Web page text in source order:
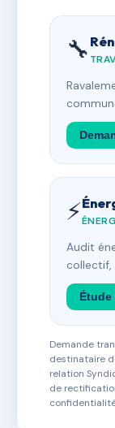
🔧
⚡
Audit
collectif,
Demande
destinataire
relation
de